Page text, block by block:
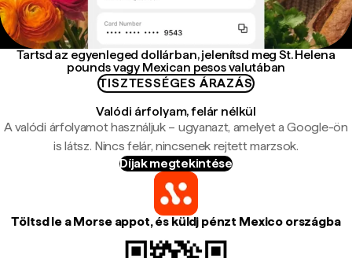
Tartsd az egyenleged dollárban, jelenítsd meg St. Helena
pounds vagy Mexican pesos valutában
TISZTESSÉGES ÁRAZÁS
Valódi árfolyam, felár nélkül
A valódi árfolyamot használjuk – ugyanazt, amelyet a Google-ön
is látsz. Nincs felár, nincsenek rejtett marzsok.
Díjak megtekintése
Töltsd le a Morse appot, és küldj pénzt Mexico országba